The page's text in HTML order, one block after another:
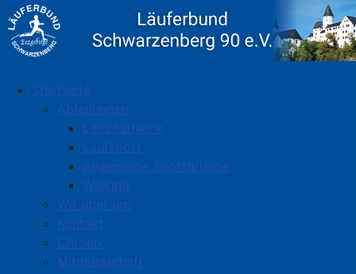
Startseite
Abteilungen
Leichtathletik
Laufsport
Allgemeine Sportgruppe
Walking
Wir über uns
Kontakt
Chronik
Mitgliedschaft